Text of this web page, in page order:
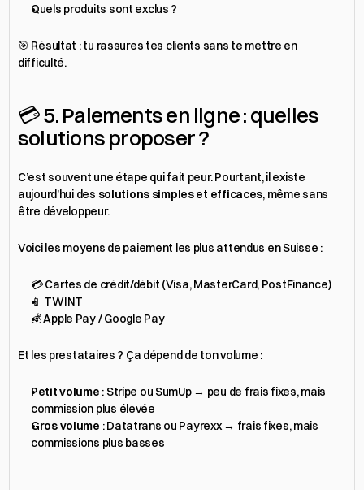
Quels produits sont exclus ?
🎯 Résultat : tu rassures tes clients sans te mettre en
difficulté.
💳 5. Paiements en ligne : quelles
solutions proposer ?
C’est souvent une étape qui fait peur. Pourtant, il existe
aujourd’hui des solutions simples et efficaces, même sans
être développeur.
Voici les moyens de paiement les plus attendus en Suisse :
💳 Cartes de crédit/débit (Visa, MasterCard, PostFinance)
📱 TWINT
💰 Apple Pay / Google Pay
Et les prestataires ? Ça dépend de ton volume :
Petit volume : Stripe ou SumUp → peu de frais fixes, mais
commission plus élevée
Gros volume : Datatrans ou Payrexx → frais fixes, mais
commissions plus basses